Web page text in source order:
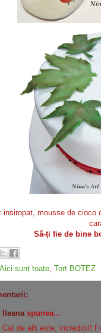
insiropat, mousse de cioco
Să-ți fie de bine
Aici sunt toate, Tort BOTEZ
Ileanaspunea...
Cat de alb este, incredibil!